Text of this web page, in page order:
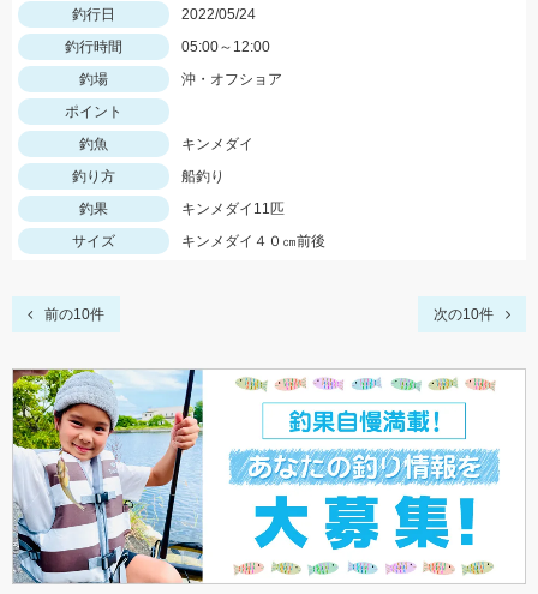
釣行日
2022/05/24
釣行時間
05:00～12:00
釣場
沖・オフショア
ポイント
釣魚
キンメダイ
釣り方
船釣り
釣果
キンメダイ11匹
サイズ
キンメダイ４０㎝前後
前の10件 次の10件